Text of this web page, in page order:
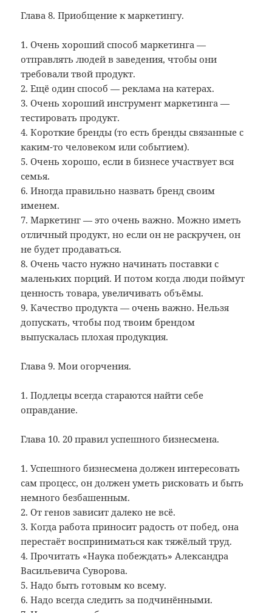
Глава 8. Приобщение к маркетингу.
1. Очень хороший способ маркетинга —
отправлять людей в заведения, чтобы они
требовали твой продукт.
2. Ещё один способ — реклама на катерах.
3. Очень хороший инструмент маркетинга —
тестировать продукт.
4. Короткие бренды (то есть бренды связанные с
каким-то человеком или событием).
5. Очень хорошо, если в бизнесе участвует вся
семья.
6. Иногда правильно назвать бренд своим
именем.
7. Маркетинг — это очень важно. Можно иметь
отличный продукт, но если он не раскручен, он
не будет продаваться.
8. Очень часто нужно начинать поставки с
маленьких порций. И потом когда люди поймут
ценность товара, увеличивать объёмы.
9. Качество продукта — очень важно. Нельзя
допускать, чтобы под твоим брендом
выпускалась плохая продукция.
Глава 9. Мои огорчения.
1. Подлецы всегда стараются найти себе
оправдание.
Глава 10. 20 правил успешного бизнесмена.
1. Успешного бизнесмена должен интересовать
сам процесс, он должен уметь рисковать и быть
немного безбашенным.
2. От генов зависит далеко не всё.
3. Когда работа приносит радость от побед, она
перестаёт восприниматься как тяжёлый труд.
4. Прочитать «Наука побеждать» Александра
Васильевича Суворова.
5. Надо быть готовым ко всему.
6. Надо всегда следить за подчинёнными.